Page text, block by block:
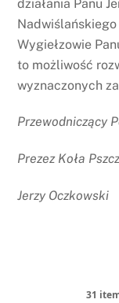
działania Panu
Wygiełzowie
to możliwość
wyznaczonych
Przewodniczący
Prezez Koła
Jerzy Oczkowski
31